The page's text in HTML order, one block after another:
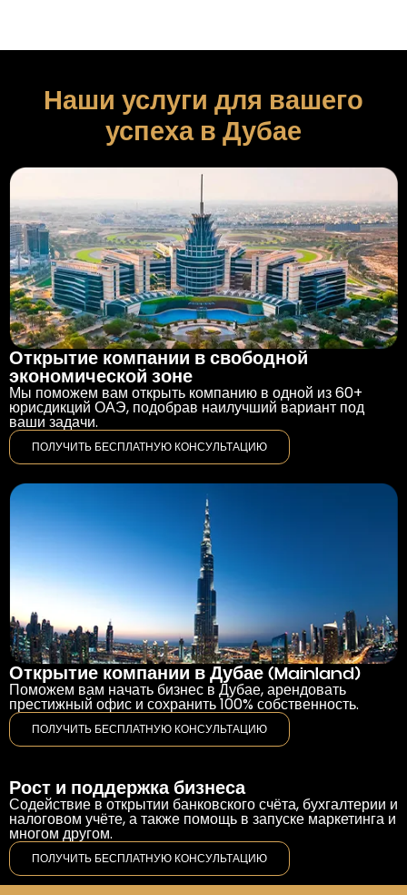
Наши услуги для вашего
успеха в Дубае
Открытие компании в свободной
экономической зоне
Мы поможем вам открыть компанию в одной из 60+
юрисдикций ОАЭ, подобрав наилучший вариант под
ваши задачи.
ПОЛУЧИТЬ БЕСПЛАТНУЮ КОНСУЛЬТАЦИЮ
Открытие компании в Дубае (Mainland)
Поможем вам начать бизнес в Дубае, арендовать
престижный офис и сохранить 100% собственность.
ПОЛУЧИТЬ БЕСПЛАТНУЮ КОНСУЛЬТАЦИЮ
Рост и поддержка бизнеса
Содействие в открытии банковского счёта, бухгалтерии и
налоговом учёте, а также помощь в запуске маркетинга и
многом другом.
ПОЛУЧИТЬ БЕСПЛАТНУЮ КОНСУЛЬТАЦИЮ
Jeric Pontanos
Good communication, fast support, very
transparent about the pricing and their packages.
My business setup was successful thanks to the
”